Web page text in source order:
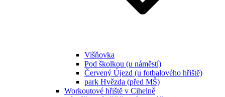
Višňovka
Pod školkou (u náměstí)
Červený Újezd (u fotbalového hřiště)
park Hvězda (před MŠ)
Workoutové hřiště v Cihelně